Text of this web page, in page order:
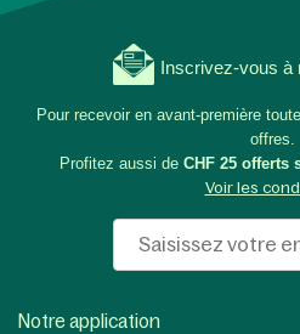
Inscrivez-vous à
Pour recevoir en avant-première
offres.
Profitez aussi de CHF 25 offerts
Voir les
Notre application